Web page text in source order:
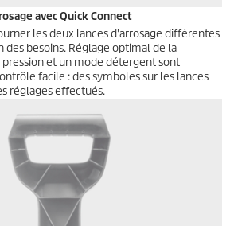
avecQuick Connect
les deux lances d'arrosage différentes
besoins. Réglage optimal de la
pression et un mode détergent sont
facile : des symboles sur les lances
réglages effectués.